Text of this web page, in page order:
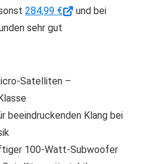
284,99 €
und bei
sehr gut
Satelliten –
beeindruckenden Klang bei
100-Watt-Subwoofer